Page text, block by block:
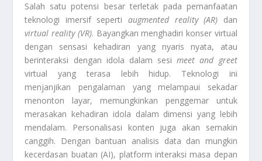
Salah satu potensi besar terletak pada pemanfaatan
teknologi imersif seperti augmented reality (AR) dan
virtual reality (VR). Bayangkan menghadiri konser virtual
dengan sensasi kehadiran yang nyaris nyata, atau
berinteraksi dengan idola dalam sesimeet and greet
virtual yang terasa lebih hidup. Teknologi ini
menjanjikan pengalaman yang melampaui sekadar
menonton layar, memungkinkan penggemar untuk
merasakan kehadiran idola dalam dimensi yang lebih
mendalam. Personalisasi konten juga akan semakin
canggih. Dengan bantuan analisis data dan mungkin
kecerdasan buatan (AI), platform interaksi masa depan